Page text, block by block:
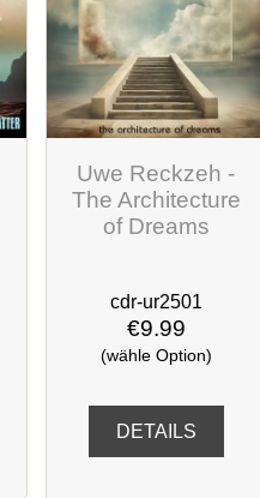
Uwe Reckzeh -
The Architecture
of Dreams
cdr-ur2501
€9.99
(wähle Option)
DETAILS